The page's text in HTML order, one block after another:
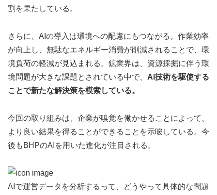
割を果たしている。
さらに、AIの導入は環境への配慮にもつながる。作業効率
が向上し、無駄なエネルギー消費が削減されることで、環
境負荷の軽減が見込まれる。鉱業界は、資源採掘に伴う環
境問題が大きな課題とされている中で、 AI技術を駆使する
ことで新たな解決策を模索している。
今回の取り組みは、企業が嗅覚を働かせることによって、
より良い結果を得ることができることを示唆している。今
後もBHPのAIを用いた進化が注目される。
AIで運営データを分析するって、どうやって具体的な問題